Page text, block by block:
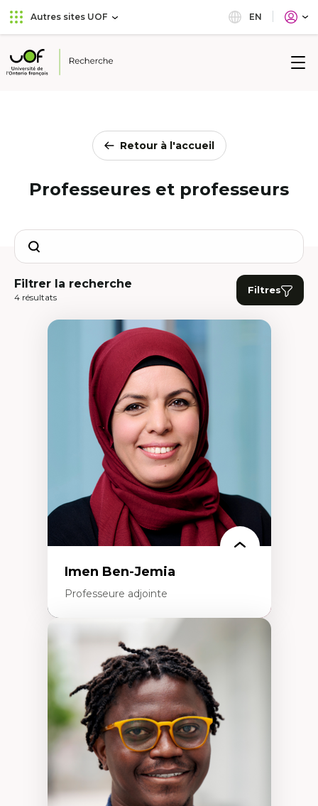
Aller
au
principal
Passer
au
Autres sites UOF EN
Université
Retour à l'accueil
Professeures et professeurs
Search
Filtrer la recherche
4 résultats
Filtres
Imen Ben-Jemia
Professeure adjointe
Expertises
Discours sur la ville et représentations
Mosquées, formes et usages au Canada
Reconnaissance et représentations des
communautés immigrantes dans l'espace
urbain
Design architectural et urbain
Patrimoine et patrimonialisation
Études postcoloniales et décolonisation des
savoirs